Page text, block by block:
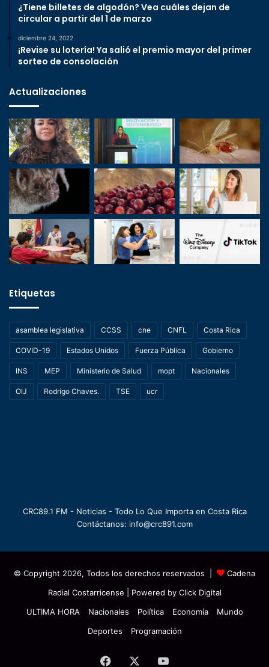
¿Tiene billetes de algodón? Vea cuáles dejan de
circular a partir del 1 de marzo
diciembre 24, 2022
¡Revise su lotería! Ya salió el premio mayor del primer
sorteo de consolación
Actualizaciones
Etiquetas
asamblea legislativa CCSS cne CNFL Costa Rica
COVID-19 Estados Unidos Fuerza Pública Gobierno
INS MEP Ministerio de Salud mopt Nacionales
OIJ Rodrigo Chaves. TSE ucr
CRC89.1 FM - Noticias - Todo Lo Que Importa en Costa Rica
Contáctanos: info@crc891.com
© Copyright 2026, Todos los derechos reservados |
Cadena
Radial Costarricense | Powered by Click Digital
ULTIMA HORA
Nacionales Política Economía
Mundo
Deportes
Programación
Facebook